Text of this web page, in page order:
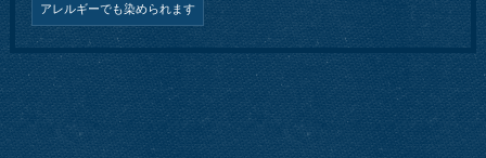
アレルギーでも染められます